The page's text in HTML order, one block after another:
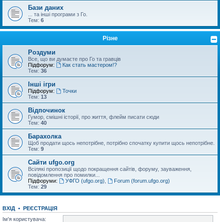
Бази даних
... та інші програми з Го.
Тем: 6
Різне
Роздуми
Все, що ви думаєте про Го та гравців
Підфорум:
Как стать мастером!?
Тем: 36
Інші ігри
Підфорум:
Точки
Тем: 13
Відпочинок
Гумор, смішні історії, про життя, флейм писати сюди
Тем: 40
Барахолка
Щоб продати щось непотрібне, потрібно спочатку купити щось непотрібне.
Тем: 9
Сайти ufgo.org
Всілякі пропозиції щодо покращення сайтів, форуму, зауваження,
повідомлення про помилки...
Підфоруми:
УФГО (ufgo.org)
Forum (forum.ufgo.org)
Тем: 29
ВХІД • РЕЄСТРАЦІЯ
Ім'я користувача: